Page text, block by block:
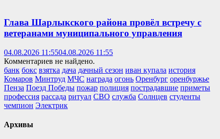
Глава Шарлыкского района провёл встречу с
ветеранами муниципального управления
04.08.2026 11:5504.08.2026 11:55
Комментариев не найдено.
банк бокс взятка дача дачный сезон иван купала история
Комаров Минтруд МЧС награда огонь Оренбург оренбуржье
Пенза Поезд Победы пожар полиция пострадавшие приметы
профессия рассада ритуал СВО служба Солнцев студенты
чемпион Электрик
Архивы